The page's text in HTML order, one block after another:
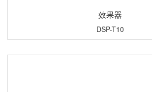
效果器
DSP-T10